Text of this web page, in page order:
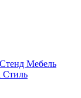
Мебель
Стиль